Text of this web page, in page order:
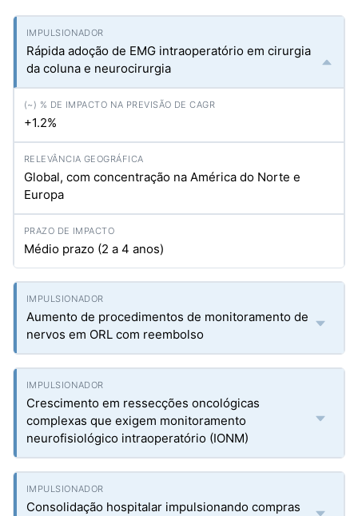
Rápida adoção de EMG intraoperatório em cirurgia
da coluna e neurocirurgia
+1.2%
Global, com concentração na América do Norte e
Europa
Médio prazo (2 a 4 anos)
Aumento de procedimentos de monitoramento de
nervos em ORL com reembolso
Crescimento em ressecções oncológicas
complexas que exigem monitoramento
neurofisiológico intraoperatório (IONM)
Consolidação hospitalar impulsionando compras